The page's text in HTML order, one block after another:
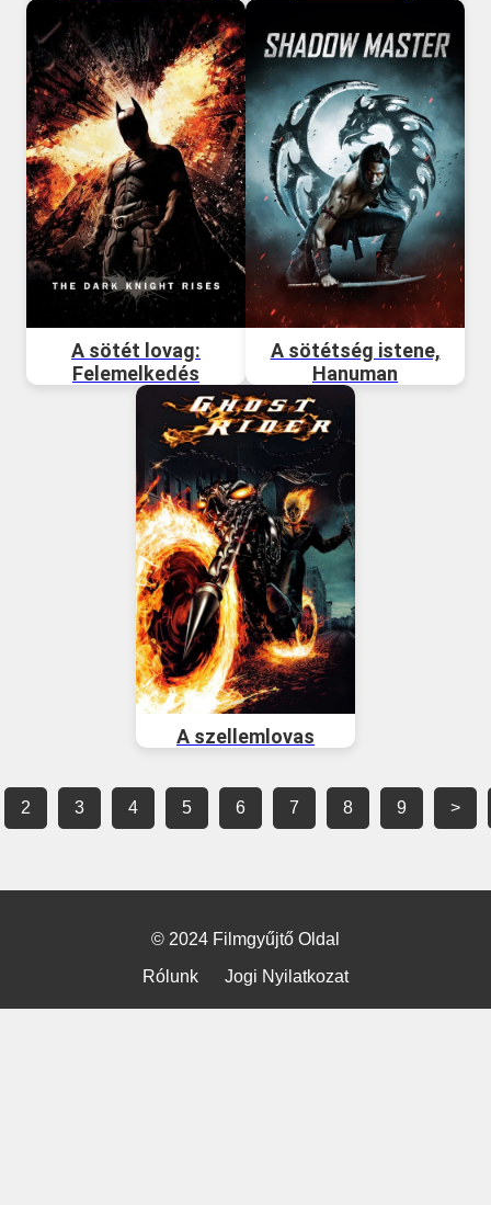
A sötét lovag:
Felemelkedés
A sötétség istene,
Hanuman
A szellemlovas
2 3 4 5 6 7 8 9 >
© 2024 Filmgyűjtő Oldal
Rólunk
Jogi Nyilatkozat